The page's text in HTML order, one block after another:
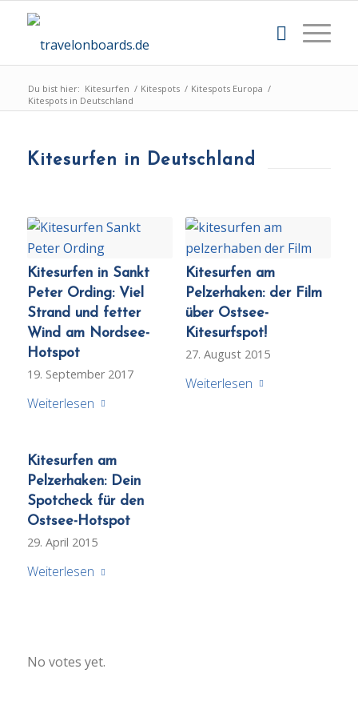
Du bist hier: Kitesurfen / Kitespots / Kitespots Europa /
Kitespots in Deutschland
Kitesurfen in Deutschland
Kitesurfen in Sankt
Peter Ording: Viel
Strand und fetter
Wind am Nordsee-
Hotspot
19. September 2017
Weiterlesen
Kitesurfen am
Pelzerhaken: der Film
über Ostsee-
Kitesurfspot!
27. August 2015
Weiterlesen
Kitesurfen am
Pelzerhaken: Dein
Spotcheck für den
Ostsee-Hotspot
29. April 2015
Weiterlesen
No votes yet.